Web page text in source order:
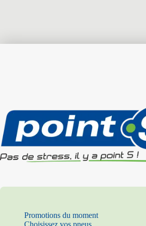
Promotions du moment